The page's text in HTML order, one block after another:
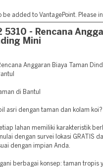
added to VantagePoint.
5310 - Rencana
Mini
Anggaran Biaya Taman
di Bantul
asri dengan taman dan kolam koi?
lahan memiliki karakteristik
dengan survei lokasi GRATIS
dengan impian Anda.
berbagai konsep: taman tropis